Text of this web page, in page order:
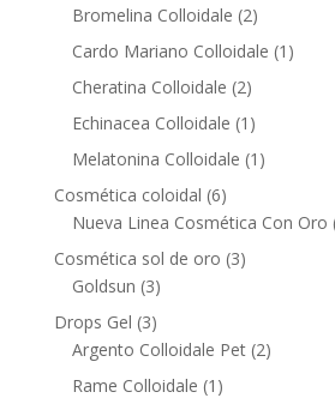
Bromelina Colloidale 22
products
Cardo Mariano Colloidale 1 1
Cheratina Colloidale 22
products
Echinacea Colloidale 1 1
product
Melatonina Colloidale 1 1
Cosmética coloidal 66
products
Nueva Linea Cosmética Con Oro
Cosmética sol de oro 33
Goldsun 33
products
Drops Gel 33
products
Argento Colloidale Pet 22
Rame Colloidale 1 1